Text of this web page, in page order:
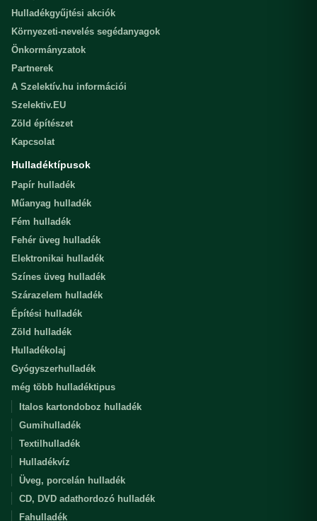
Hulladékgyűjtési akciók
Környezeti-nevelés segédanyagok
Önkormányzatok
Partnerek
A Szelektív.hu információi
Szelektiv.EU
Zöld építészet
Kapcsolat
Hulladéktípusok
Papír hulladék
Műanyag hulladék
Fém hulladék
Fehér üveg hulladék
Elektronikai hulladék
Színes üveg hulladék
Szárazelem hulladék
Építési hulladék
Zöld hulladék
Hulladékolaj
Gyógyszerhulladék
még több hulladéktipus
Italos kartondoboz hulladék
Gumihulladék
Textilhulladék
Hulladékvíz
Üveg, porcelán hulladék
CD, DVD adathordozó hulladék
Fahulladék